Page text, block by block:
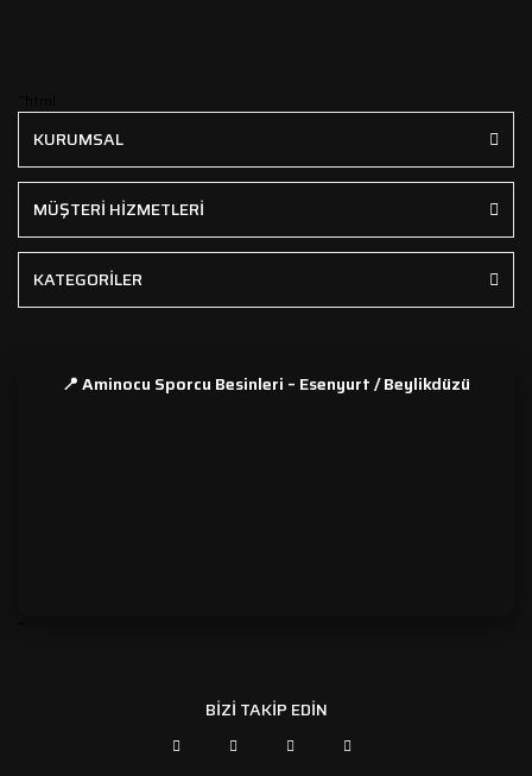
KURUMSAL
MÜŞTERİ HİZMETLERİ
KATEGORİLER
📍 Aminocu Sporcu Besinleri – Esenyurt / Beylikdüzü
BİZİ TAKİP EDİN